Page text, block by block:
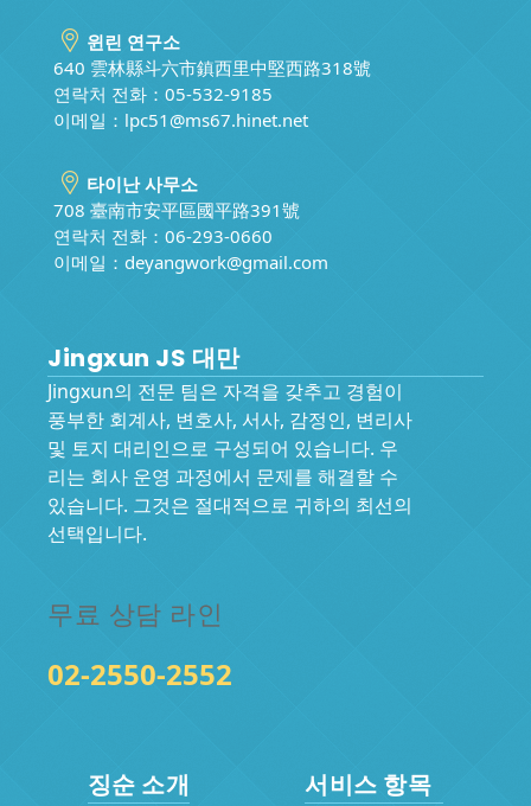
윈린 연구소
640 雲林縣斗六市鎮西里中堅西路318號
연락처 전화：05-532-9185
이메일： lpc51@ms67.hinet.net
타이난 사무소
708 臺南市安平區國平路391號
연락처 전화：06-293-0660
이메일： deyangwork@gmail.com
Jingxun JS 대만
Jingxun의 전문 팀은 자격을 갖추고 경험이
풍부한 회계사, 변호사, 서사, 감정인, 변리사
및 토지 대리인으로 구성되어 있습니다. 우
리는 회사 운영 과정에서 문제를 해결할 수
있습니다. 그것은 절대적으로 귀하의 최선의
선택입니다.
무료 상담 라인
02-2550-2552
징순 소개 서비스 항목